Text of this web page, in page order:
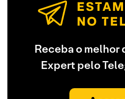
Receba o melhor
Expert pelo